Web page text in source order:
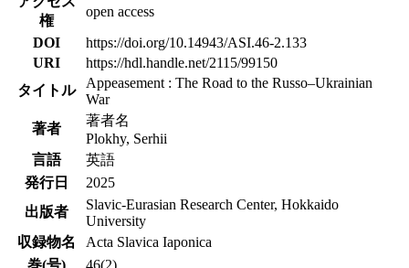
権
open access
DOI
https://doi.org/10.14943/ASI.46-2.133
URI
https://hdl.handle.net/2115/99150
タイトル
Appeasement : The Road to the Russo–Ukrainian
War
著者
著者名
Plokhy, Serhii
言語
英語
発行日
2025
出版者
Slavic-Eurasian Research Center, Hokkaido
University
収録物名
Acta Slavica Iaponica
巻(号)
46(2)